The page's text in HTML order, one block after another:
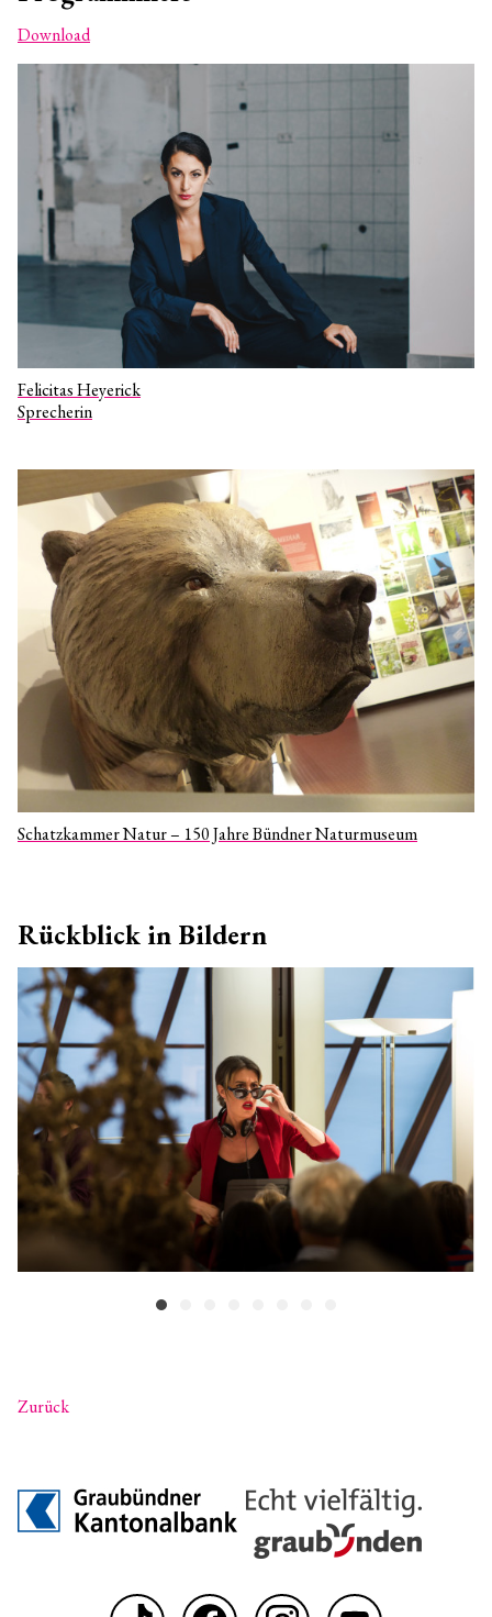
Perkussions-Patenschaft
Partner und Förderer
Download
Felicitas Heyerick
Sprecherin
Schatzkammer Natur – 150 Jahre Bündner Naturmuseum
Rückblick in Bildern
Zurück